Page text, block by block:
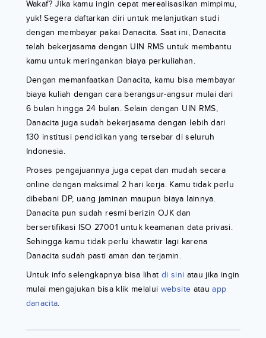
Wakaf? Jika kamu ingin cepat merealisasikan mimpimu,
yuk! Segera daftarkan diri untuk melanjutkan studi
dengan membayar pakai Danacita. Saat ini, Danacita
telah bekerjasama dengan UIN RMS untuk membantu
kamu untuk meringankan biaya perkuliahan.
Dengan memanfaatkan Danacita, kamu bisa membayar
biaya kuliah dengan cara berangsur-angsur mulai dari
6 bulan hingga 24 bulan. Selain dengan UIN RMS,
Danacita juga sudah bekerjasama dengan lebih dari
130 institusi pendidikan yang tersebar di seluruh
Indonesia.
Proses pengajuannya juga cepat dan mudah secara
online dengan maksimal 2 hari kerja. Kamu tidak perlu
dibebani DP, uang jaminan maupun biaya lainnya.
Danacita pun sudah resmi berizin OJK dan
bersertifikasi ISO 27001 untuk keamanan data privasi.
Sehingga kamu tidak perlu khawatir lagi karena
Danacita sudah pasti aman dan terjamin.
Untuk info selengkapnya bisa lihat di sini atau jika ingin
mulai mengajukan bisa klik melalui website atau app
danacita.